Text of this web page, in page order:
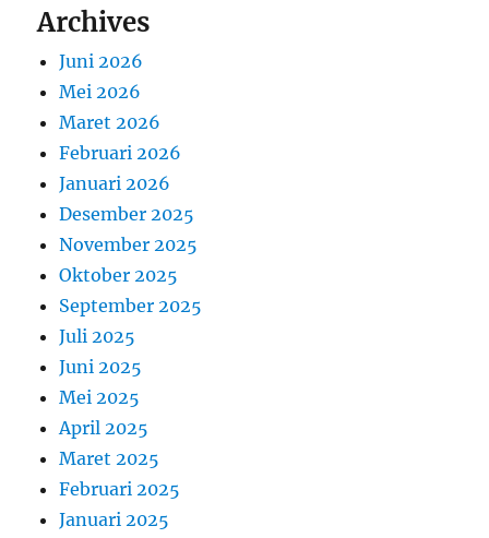
Archives
Juni 2026
Mei 2026
Maret 2026
Februari 2026
Januari 2026
Desember 2025
November 2025
Oktober 2025
September 2025
Juli 2025
Juni 2025
Mei 2025
April 2025
Maret 2025
Februari 2025
Januari 2025